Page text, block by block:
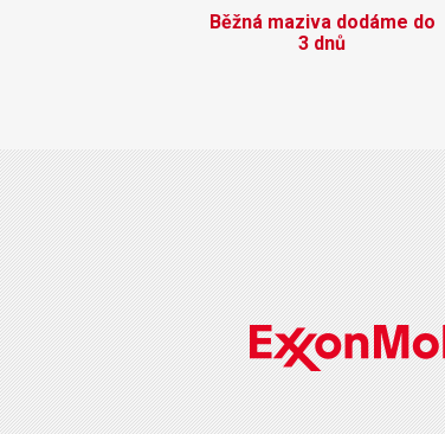
Běžná maziva dodáme do
3 dnů